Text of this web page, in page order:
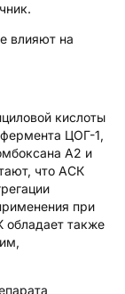
влияют на
кислоты
ЦОГ-1,
А2 и
что АСК
при
обладает также